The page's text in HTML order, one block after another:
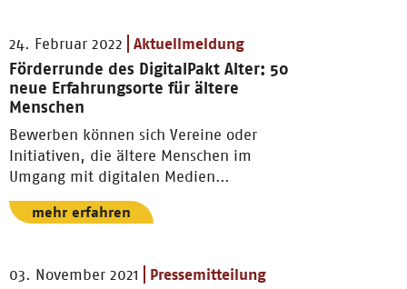
24. Februar 2022 Aktuellmeldung
Förderrunde des DigitalPakt Alter: 50
neue Erfahrungsorte für ältere
Menschen
Bewerben können sich Vereine oder
Initiativen, die ältere Menschen im
Umgang mit digitalen Medien
begleiten.
mehr erfahren
03. November 2021 Pressemitteilung